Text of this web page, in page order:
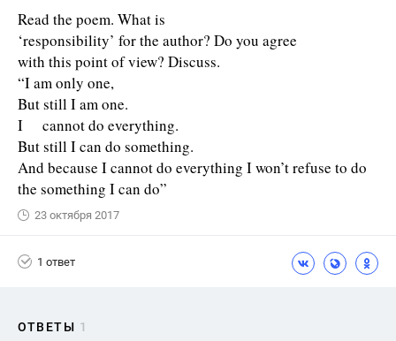
Read the poem. What is
‘responsibility’ for the author? Do you agree
with this point of view? Discuss.
“I am only one,
But still I am one.
I cannot do everything.
But still I can do something.
And because I cannot do everything I won’t refuse to do
the something I can do”
23 октября 2017
1 ответ
ОТВЕТЫ 1